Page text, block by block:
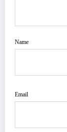
Name
Email